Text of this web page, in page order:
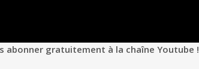
abonner gratuitement à la chaîne Youtube !